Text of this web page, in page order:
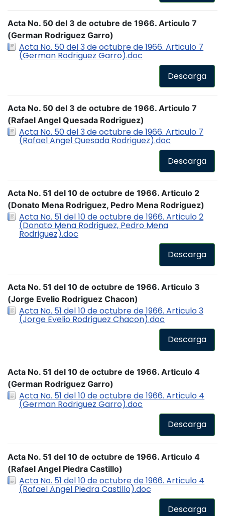
Acta No. 50 del 3 de octubre de 1966. Articulo 7
(German Rodriguez Garro)
Acta No. 50 del 3 de octubre de 1966. Articulo 7
(German Rodriguez Garro).doc
Descarga
Acta No. 50 del 3 de octubre de 1966. Articulo 7
(Rafael Angel Quesada Rodriguez)
Acta No. 50 del 3 de octubre de 1966. Articulo 7
(Rafael Angel Quesada Rodriguez).doc
Descarga
Acta No. 51 del 10 de octubre de 1966. Articulo 2
(Donato Mena Rodriguez, Pedro Mena Rodriguez)
Acta No. 51 del 10 de octubre de 1966. Articulo 2
(Donato Mena Rodriguez, Pedro Mena
Rodriguez).doc
Descarga
Acta No. 51 del 10 de octubre de 1966. Articulo 3
(Jorge Evelio Rodriguez Chacon)
Acta No. 51 del 10 de octubre de 1966. Articulo 3
(Jorge Evelio Rodriguez Chacon).doc
Descarga
Acta No. 51 del 10 de octubre de 1966. Articulo 4
(German Rodriguez Garro)
Acta No. 51 del 10 de octubre de 1966. Articulo 4
(German Rodriguez Garro).doc
Descarga
Acta No. 51 del 10 de octubre de 1966. Articulo 4
(Rafael Angel Piedra Castillo)
Acta No. 51 del 10 de octubre de 1966. Articulo 4
(Rafael Angel Piedra Castillo).doc
Descarga